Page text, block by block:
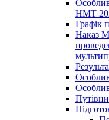
НМТ
Графік
Наказ